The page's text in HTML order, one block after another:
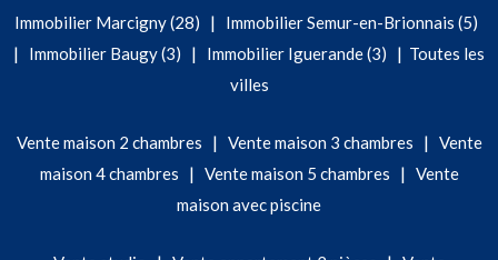
Immobilier Marcigny (28) | Immobilier Semur-en-Brionnais (5)
| Immobilier Baugy (3) | Immobilier Iguerande (3) | Toutes les
villes
Vente maison 2 chambres | Vente maison 3 chambres | Vente
maison 4 chambres
| Vente maison 5 chambres | Vente
maison avec piscine